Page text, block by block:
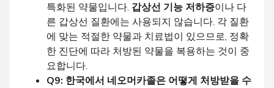
특화된 약물입니다. 갑상선 기능 저하증이나 다
른 갑상선 질환에는 사용되지 않습니다. 각 질환
에 맞는 적절한 약물과 치료법이 있으므로, 정확
한 진단에 따라 처방된 약물을 복용하는 것이 중
요합니다.
Q9: 한국에서 네오머카졸은 어떻게 처방받을 수